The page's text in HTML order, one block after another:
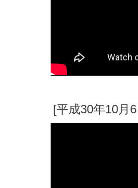
[平成30年10月